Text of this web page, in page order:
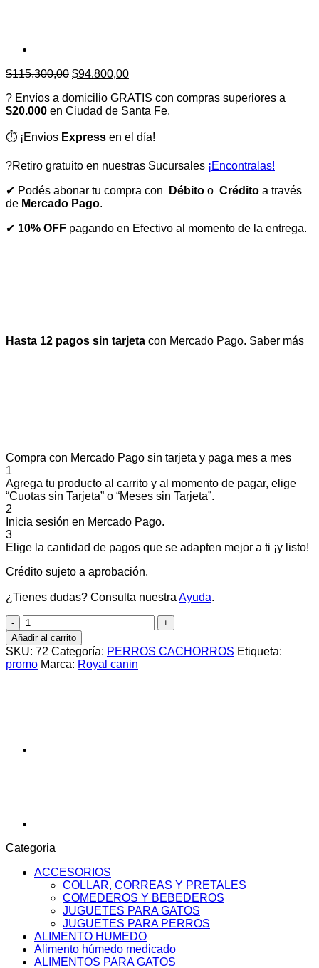
$115.300,00 El
original
era:
$94.800,00El
actual
es:
? Envíos a domicilio GRATIS con compras superiores a
$20.000 en Ciudad de Santa Fe.
⏱️ ¡Envios Express en el día!
?Retiro gratuito en nuestras Sucursales ¡Encontralas!
✔ Podés abonar tu compra con Débito o Crédito a través
de Mercado Pago.
✔ 10% OFF pagando en Efectivo al momento de la entrega.
Hasta 12 pagos sin tarjeta con Mercado Pago. Saber más
Compra con Mercado Pago sin tarjeta y paga mes a mes
1
Agrega tu producto al carrito y al momento de pagar, elige
“Cuotas sin Tarjeta” o “Meses sin Tarjeta”.
2
Inicia sesión en Mercado Pago.
3
Elige la cantidad de pagos que se adapten mejor a ti ¡y listo!
Crédito sujeto a aprobación.
¿Tienes dudas? Consulta nuestra Ayuda.
ROYAL
CANIN
PERRO
PERFORMANCE
JUNIOR
Añadir al carrito
SKU: 72 Categoría: PERROS CACHORROS Etiqueta:
promo Marca: Royal canin
Categoria
ACCESORIOS
COLLAR, CORREAS Y PRETALES
COMEDEROS Y BEBEDEROS
JUGUETES PARA GATOS
JUGUETES PARA PERROS
ALIMENTO HUMEDO
Alimento húmedo medicado
ALIMENTOS PARA GATOS